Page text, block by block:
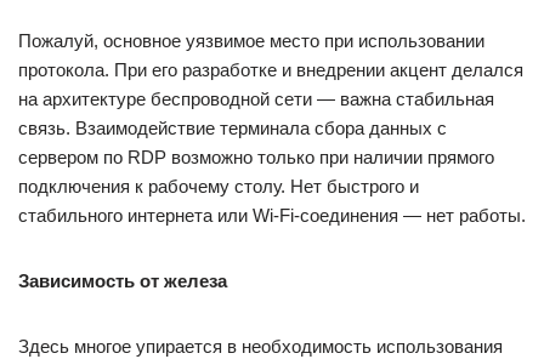
Пожалуй, основное уязвимое место при использовании
протокола. При его разработке и внедрении акцент делался
на архитектуре беспроводной сети — важна стабильная
связь. Взаимодействие терминала сбора данных с
сервером по RDP возможно только при наличии прямого
подключения к рабочему столу. Нет быстрого и
стабильного интернета или Wi-Fi-соединения — нет работы.
Зависимость от железа
Здесь многое упирается в необходимость использования